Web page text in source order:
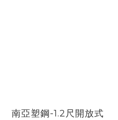
南亞塑鋼-1.2尺開放式